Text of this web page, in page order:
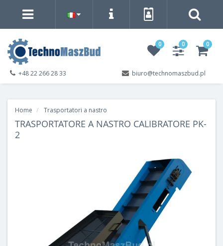
0 0 0
biuro@technomaszbud.pl
+48 22 266 28 33
Home Trasportatori a nastro
TRASPORTATORE A NASTRO CALIBRATORE PK-
2